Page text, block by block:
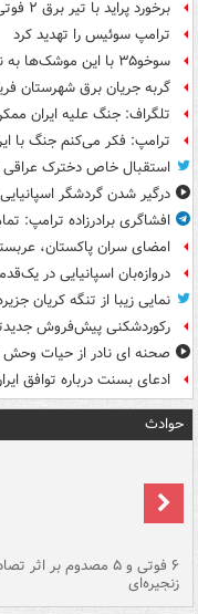
برخورد پراید با تیر برق ۲ فوتی بر جای گذاشت
ترامپ سوئیس را تهدید کرد
سوخو۳۵ با این موشک‌ها به ناوهای‌جنگی حمله می‌کند
گربه جریان برق شهرستان
تلگراف: جنگ علیه ایران
ترامپ: فکر می‌کنم جنگ با
استقبال خاص دخترک عراقی
درگیر شدن گردشگر
افشاگری برادرزاده
امضای سران پاکستان،
دروازه‌بان اسپانیایی در
نمایی زیبا از تنگه کریان
رکوردشکنی پیش‌فروش
صحنه ای نادر از حیات وحش
ادعای بسنت درباره توافق
حوادث
۶ فوتی و ۵ مصدوم بر اثر
زنجیره‌ای